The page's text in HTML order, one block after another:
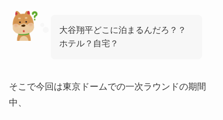
大谷翔平どこに泊まるんだろ？？
ホテル？自宅？
そこで今回は東京ドームでの一次ラウンドの期間
中、